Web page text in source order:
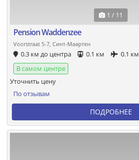
1 / 11
Pension Waddenzee
Voorstraat 5-7, Синт-Маартен
0.3 км до центра 0.1 км
0.1 км
В самом центре
По отзывам
Уточнить цену
ПОДРОБНЕЕ